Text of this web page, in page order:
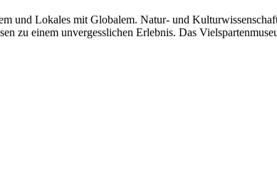
und Lokales mit Globalem. Natur- und
zu einem unvergesslichen Erlebnis. Das